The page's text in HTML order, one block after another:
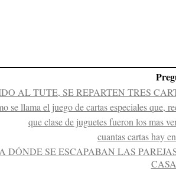
AL TUTE, SE REPARTEN TRES
se llama el juego de cartas especiales que,
que clase de juguetes fueron los mas
cuantas cartas hay
DÓNDE SE ESCAPABAN LAS